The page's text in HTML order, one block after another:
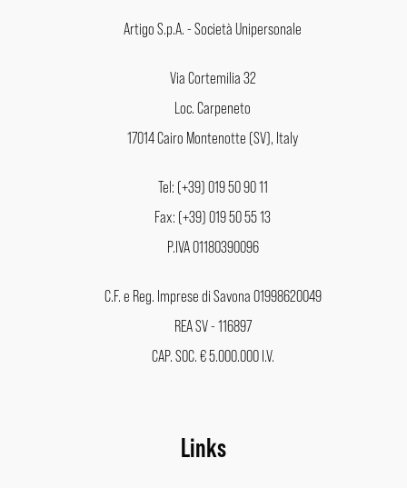
Artigo S.p.A. - Società Unipersonale
Via Cortemilia 32
Loc. Carpeneto
17014 Cairo Montenotte (SV), Italy
Tel: (+39) 019 50 90 11
Fax: (+39) 019 50 55 13
P.IVA 01180390096
C.F. e Reg. Imprese di Savona 01998620049
REA SV - 116897
CAP. SOC. € 5.000.000 I.V.
Links